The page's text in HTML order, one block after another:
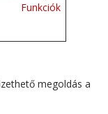
Funkciók
megoldás a